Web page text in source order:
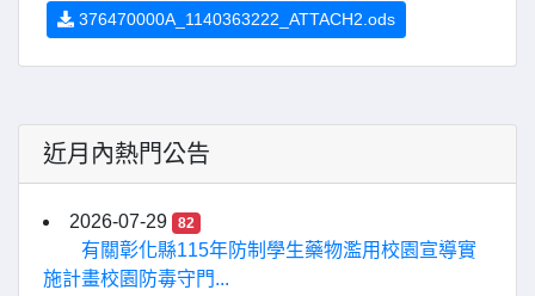
376470000A_1140363222_ATTACH2.ods
近月內熱門公告
2026-07-29 82
有關彰化縣115年防制學生藥物濫用校園宣導實
施計畫校園防毒守門...